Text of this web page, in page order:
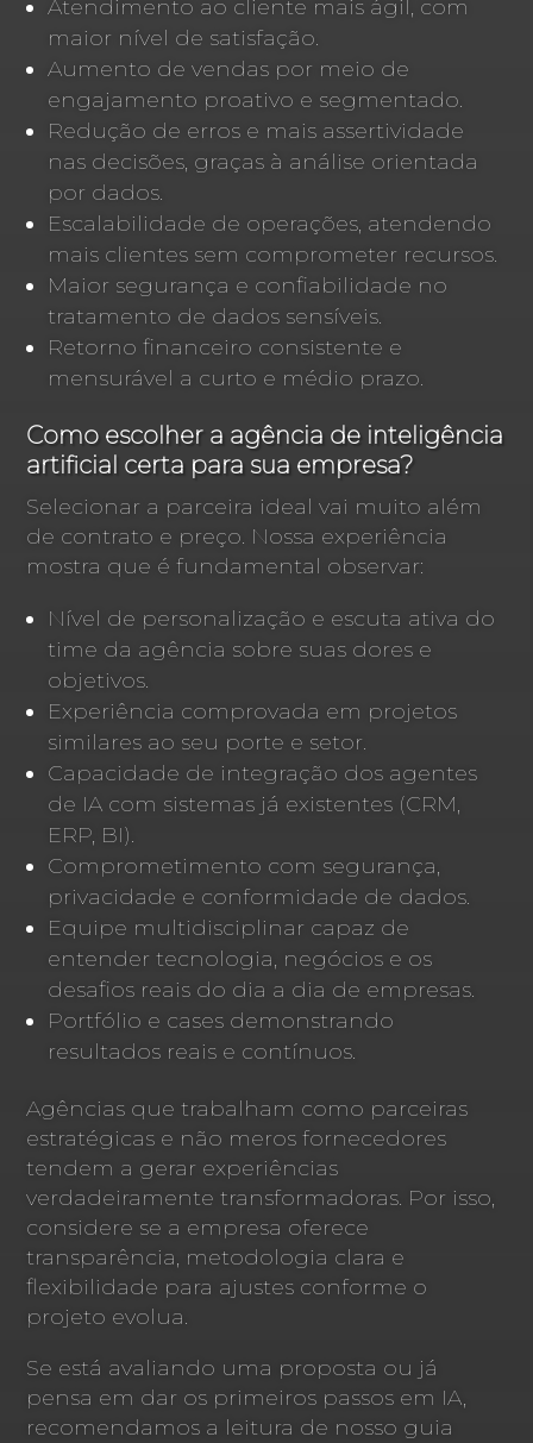
Atendimento ao cliente mais ágil, com
maior nível de satisfação.
Aumento de vendas por meio de
engajamento proativo e segmentado.
Redução de erros e mais assertividade
nas decisões, graças à análise orientada
por dados.
Escalabilidade de operações, atendendo
mais clientes sem comprometer recursos.
Maior segurança e confiabilidade no
tratamento de dados sensíveis.
Retorno financeiro consistente e
mensurável a curto e médio prazo.
Como escolher a agência de inteligência
artificial certa para sua empresa?
Selecionar a parceira ideal vai muito além
de contrato e preço. Nossa experiência
mostra que é fundamental observar:
Nível de personalização e escuta ativa do
time da agência sobre suas dores e
objetivos.
Experiência comprovada em projetos
similares ao seu porte e setor.
Capacidade de integração dos agentes
de IA com sistemas já existentes (CRM,
ERP, BI).
Comprometimento com segurança,
privacidade e conformidade de dados.
Equipe multidisciplinar capaz de
entender tecnologia, negócios e os
desafios reais do dia a dia de empresas.
Portfólio e cases demonstrando
resultados reais e contínuos.
Agências que trabalham como parceiras
estratégicas e não meros fornecedores
tendem a gerar experiências
verdadeiramente transformadoras. Por isso,
considere se a empresa oferece
transparência, metodologia clara e
flexibilidade para ajustes conforme o
projeto evolua.
Se está avaliando uma proposta ou já
pensa em dar os primeiros passos em IA,
recomendamos a leitura de nosso guia